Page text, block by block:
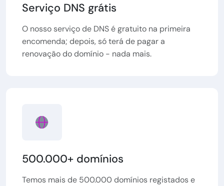
Serviço DNS grátis
O nosso serviço de DNS é gratuito na primeira
encomenda; depois, só terá de pagar a
renovação do domínio - nada mais.
500.000+ domínios
Temos mais de 500.000 domínios registados e